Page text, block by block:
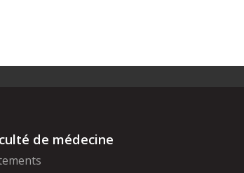
de médecine